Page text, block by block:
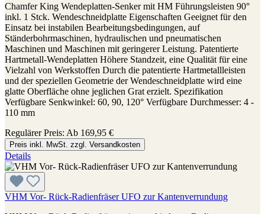
Chamfer King Wendeplatten-Senker mit HM Führungsleisten 90°
inkl. 1 Stck. Wendeschneidplatte Eigenschaften Geeignet für den
Einsatz bei instabilen Bearbeitungsbedingungen, auf
Ständerbohrmaschinen, hydraulischen und pneumatischen
Maschinen und Maschinen mit geringerer Leistung. Patentierte
Hartmetall-Wendeplatten Höhere Standzeit, eine Qualität für eine
Vielzahl von Werkstoffen Durch die patentierte Hartmetallleisten
und der speziellen Geometrie der Wendeschneidplatte wird eine
glatte Oberfläche ohne jeglichen Grat erzielt. Spezifikation
Verfügbare Senkwinkel: 60, 90, 120° Verfügbare Durchmesser: 4 -
110 mm
Regulärer Preis: Ab 169,95 €
Preis inkl. MwSt. zzgl. Versandkosten
Details
VHM Vor- Rück-Radienfräser UFO zur Kantenverrundung